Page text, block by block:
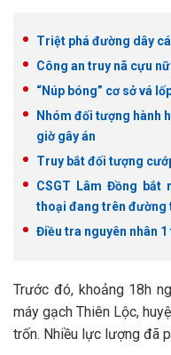
Triệt phá đường dây
Công an truy nã cựu
“Núp bóng” cơ sở vá
Nhóm đối tượng hành
giờ gây án
Truy bắt đối tượng
CSGT Lâm Đồng bắt
thoại đang trên đường
Điều tra nguyên nhân
Trước đó, khoảng 18h
máy gạch Thiên Lộc,
trốn. Nhiều lực lượng đã